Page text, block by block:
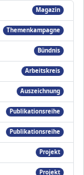
Magazin
Themenkampagne
Bündnis
Arbeitskreis
Auszeichnung
Publikationsreihe
Publikationsreihe
Projekt
Projekt